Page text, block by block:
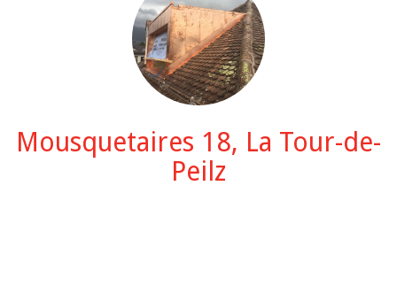
Mousquetaires 18, La Tour-de-
Peilz